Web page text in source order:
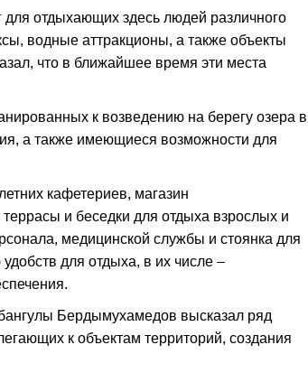
отдыхающих здесь людей различного
водные аттракционы, а также объекты
что в ближайшее время эти места
к возведению на берегу озера в
а также имеющиеся возможности для
кафетериев, магазин
и беседки для отдыха взрослых и
медицинской службы и стоянка для
для отдыха, в их числе –
Бердымухамедов высказал ряд
к объектам территорий, создания